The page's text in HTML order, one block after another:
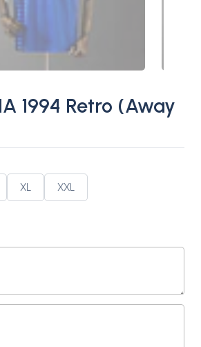
1994 Retro (Away
XL XXL